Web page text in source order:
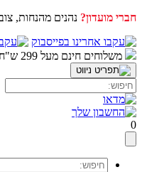
חברי מועדון? נהנים מהנחות,
דלג
לתוכןמשלוחים חינם מעל 299 ש"ח
0